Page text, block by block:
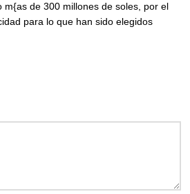
m{as de 300 millones de soles, por el
para lo que han sido elegidos